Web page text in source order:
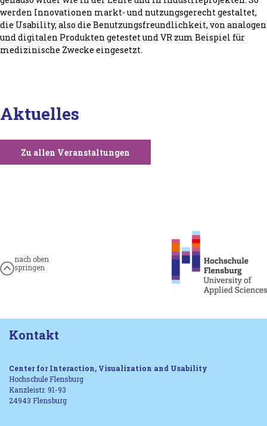
werden Innovationen markt- und nutzungsgerecht gestaltet,
die Usability, also die Benutzungsfreundlichkeit, von analogen
und digitalen Produkten getestet und VR zum Beispiel für
medizinische Zwecke eingesetzt.
Aktuelles
Zu allen Veranstaltungen
nach oben
springen
Kontakt
Center for Interaction, Visualization and Usability
Hochschule Flensburg
Kanzleistr. 91-93
24943 Flensburg